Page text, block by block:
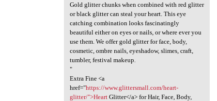
Gold glitter chunks when combined with red glitter
or black glitter can steal your heart. This eye
catching combination looks fascinatingly
beautiful either on eyes or nails, or where ever you
use them. We offer gold glitter for face, body,
cosmetic, ombre nails, eyeshadow, slimes, craft,
tumbler, festival makeup.
"
Extra Fine <a
href="https://www.glittersmall.com/heart-
glitter/">HeartGlitter</a> for Hair, Face, Body,